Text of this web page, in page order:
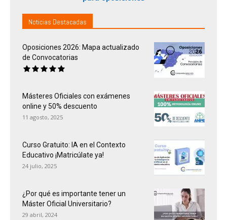
Noticias Destacadas
Oposiciones 2026: Mapa actualizado
de Convocatorias
Másteres Oficiales con exámenes
online y 50% descuento
11 agosto, 2025
Curso Gratuito: IA en el Contexto
Educativo ¡Matricúlate ya!
24 julio, 2025
¿Por qué es importante tener un
Máster Oficial Universitario?
29 abril, 2024